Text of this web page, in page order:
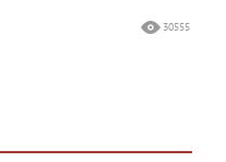
30555